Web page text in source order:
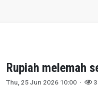
Rupiah melemah
Thu, 25 Jun 2026 10:00 ·